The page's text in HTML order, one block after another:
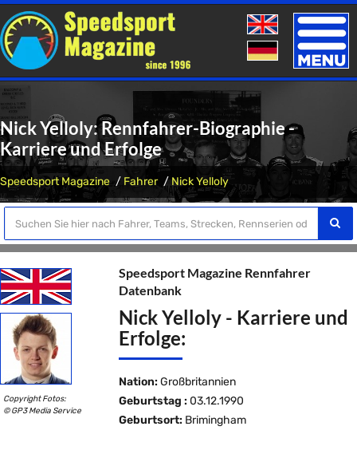
Toggle
Nick Yelloly: Rennfahrer-Biographie -
Karriere und Erfolge
Speedsport Magazine Fahrer Nick Yelloly
Copyright Fotos:
© GP3 Media Service
Speedsport Magazine Rennfahrer
Datenbank
Nick Yelloly - Karriere und
Erfolge:
Nation: Großbritannien
Geburtstag : 03.12.1990
Geburtsort: Brimingham